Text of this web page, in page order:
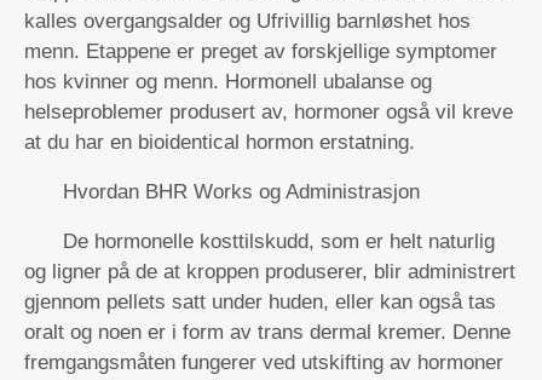
kalles overgangsalder og Ufrivillig barnløshet hos
menn. Etappene er preget av forskjellige symptomer
hos kvinner og menn. Hormonell ubalanse og
helseproblemer produsert av, hormoner også vil kreve
at du har en bioidentical hormon erstatning.
Hvordan BHR Works og Administrasjon
De hormonelle kosttilskudd, som er helt naturlig
og ligner på de at kroppen produserer, blir administrert
gjennom pellets satt under huden, eller kan også tas
oralt og noen er i form av trans dermal kremer. Denne
fremgangsmåten fungerer ved utskifting av hormoner